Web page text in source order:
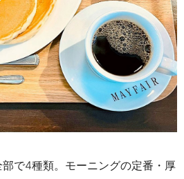
で4種類。モーニングの定番・厚